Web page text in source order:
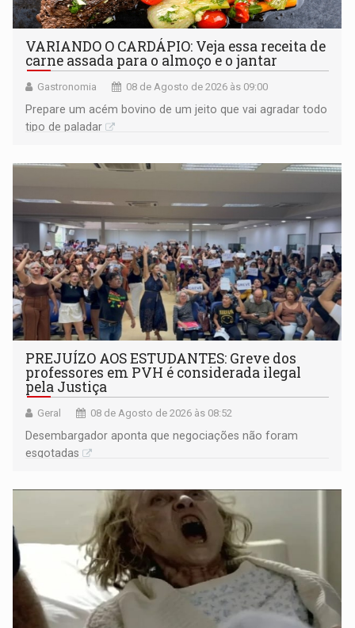
VARIANDO O CARDÁPIO: Veja essa receita de
carne assada para o almoço e o jantar
Gastronomia 08 de Agosto de 2026 às 09:00
Prepare um acém bovino de um jeito que vai agradar todo
tipo de paladar
PREJUÍZO AOS ESTUDANTES: Greve dos
professores em PVH é considerada ilegal
pela Justiça
Geral 08 de Agosto de 2026 às 08:52
Desembargador aponta que negociações não foram
esgotadas